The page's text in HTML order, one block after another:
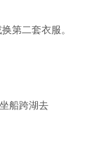
第二套衣服。
坐船跨湖去